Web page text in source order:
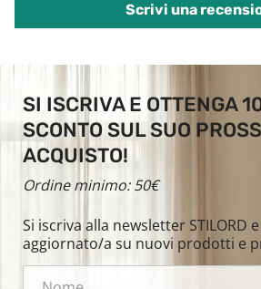
Scrivi una
SI ISCRIVA E OTTENGA
SCONTO SUL SUO
ACQUISTO!
Ordine minimo: 50€
Si iscriva alla newsletter STILORD
aggiornato/a su nuovi prodotti e